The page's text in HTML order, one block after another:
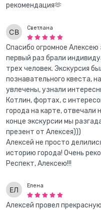
рекомендация🫶
Светлана
Спасибо огромное
первый раз брали
трех человек. Экскурсия
познавательного квеста,
увлечены, узнали
Котлин, фортах, с
города на карте, отвечали
конце экскурсии мы
презент от Алексея)))
Алексей не просто
историю города! Очень
Респект, Алексею!!!
Елена
Алексей провел